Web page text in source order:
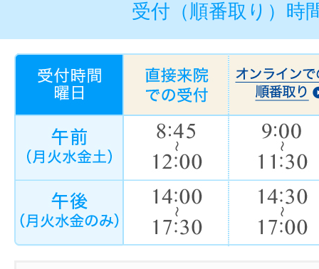
受付（順番取り）時